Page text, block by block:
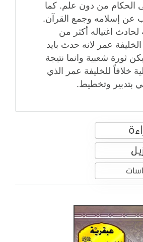
الحكام من دون علم. كما
عن إسلامه وجمع القرآن.
لحادث اغتياله أكثر من
عمر لانه حدث بايد
ثورة شعبية وانما نتيجة
خلافاً للخليفة عمر الذي
بتدبير وتخطيط.